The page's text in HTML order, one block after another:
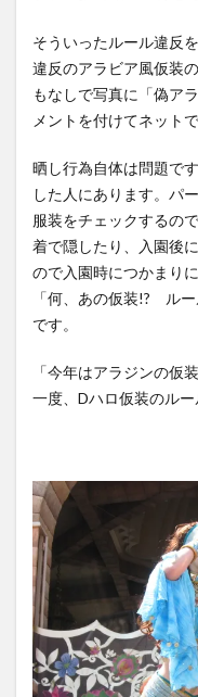
そういったルール違反
違反のアラビア風仮装
もなしで写真に「偽ア
メントを付けてネット
晒し行為自体は問題で
した人にあります。パ
服装をチェックするの
着で隠したり、入園後
ので入園時につかまり
「何、あの仮装!? ル
です。
「今年はアラジンの仮
一度、Dハロ仮装のルー